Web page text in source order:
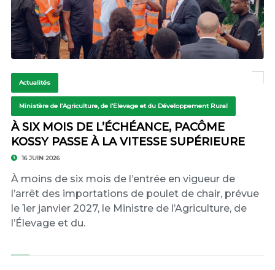
Actualités
Ministère de l’Agriculture, de l’Elevage et du Développement Rural
À SIX MOIS DE L’ÉCHÉANCE, PACÔME
KOSSY PASSE À LA VITESSE SUPÉRIEURE
16 JUIN 2026
À moins de six mois de l’entrée en vigueur de
l’arrêt des importations de poulet de chair, prévue
le 1er janvier 2027, le Ministre de l’Agriculture, de
l’Élevage et du.